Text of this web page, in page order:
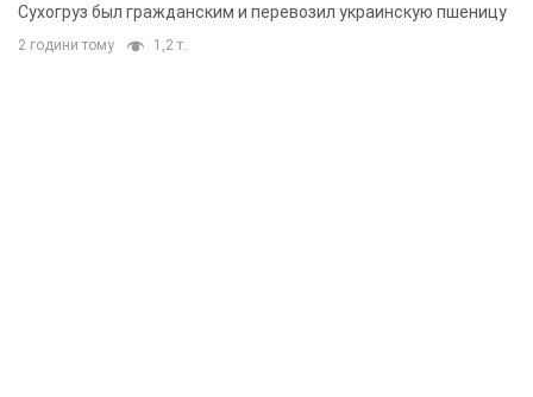
Сухогруз был гражданским и перевозил украинскую пшеницу
2 години тому 1,2 т.